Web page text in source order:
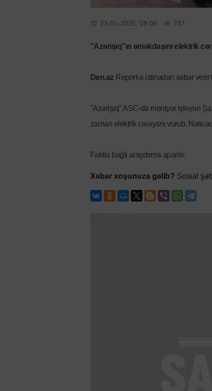
23-01-2025, 09:08 737
"Azərişıq"ın əməkdaşını elektrik
Den.az Report-a istinadən xəbər verir
"Azərişıq" ASC-də montyor işləyən
zaman elektrik cərəyanı vurub.
Faktla bağlı araşdırma aparılır.
Xəbər xoşunuza gəlib? Sosial